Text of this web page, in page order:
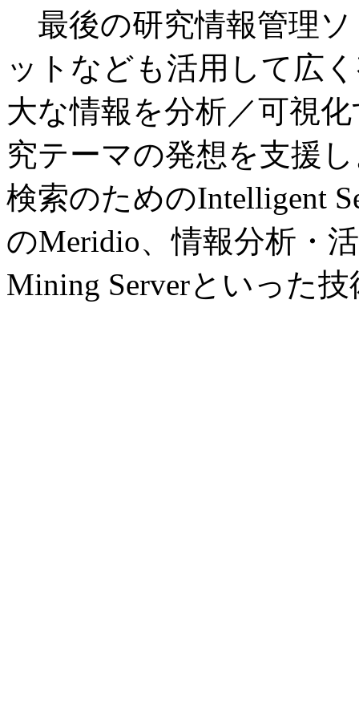
最後の研究情報管理
ットなども活用して広
大な情報を分析／可視
究テーマの発想を支援
検索のためのIntelligent
のMeridio、情報分析・
Mining Serverといった